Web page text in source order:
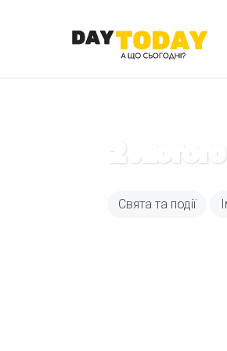
2
Свята та події